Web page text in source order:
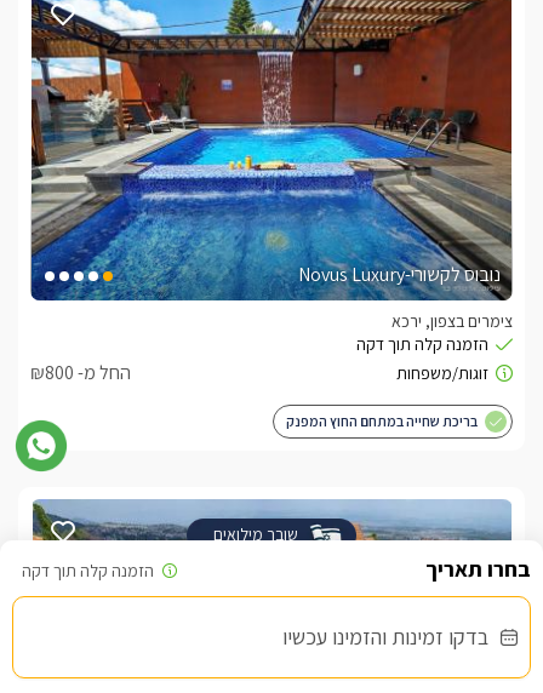
בדקו זמינות והזמינו עכשיו
נובוס לקשורי-Novus Luxury
צימרים בצפון, ירכא
החל מ- ₪800
בריכת שחייה במתחם החוץ המפנק
שובר מילואים